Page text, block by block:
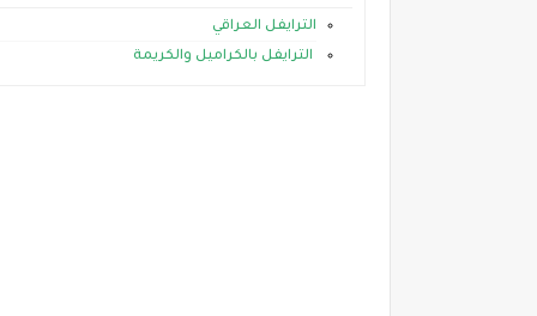
الترايفل العراقي
الترايفل بالكراميل والكريمة